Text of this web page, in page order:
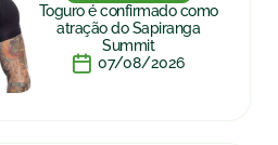
Toguro é confirmado como
atração do Sapiranga
Summit
07/08/2026